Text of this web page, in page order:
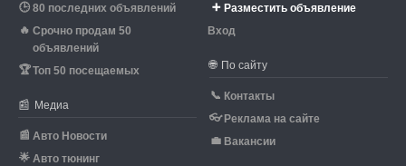
🕒 80 последних объявлений
🔥 Срочно продам 50
объявлений
🏆Топ 50 посещаемых
📰 Медиа
📰 Авто Новости
🌟 Авто тюнинг
➕ Разместить объявление
Вход
🌐 По сайту
📞 Контакты
👓 Реклама на сайте
💼 Вакансии